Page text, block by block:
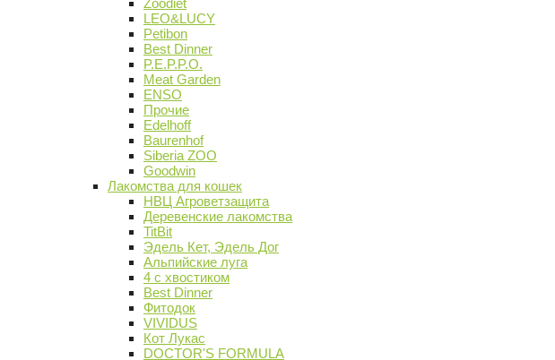
Zoodiet
LEO&LUCY
Petibon
Best Dinner
P.E.P.P.O.
Meat Garden
ENSO
Прочие
Edelhoff
Baurenhof
Siberia ZOO
Goodwin
Лакомства для кошек
НВЦ Агроветзащита
Деревенские лакомства
TitBit
Эдель Кет, Эдель Дог
Альпийские луга
4 с хвостиком
Best Dinner
Фитодок
VIVIDUS
Кот Лукас
DOCTOR'S FORMULA